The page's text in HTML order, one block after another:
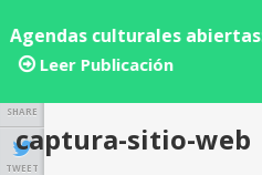
Agendas culturales
los eventos dentro de una
Leer Publicación
SHARE
TWEET
captura-sitio-web